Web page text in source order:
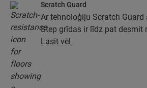
Scratch Guard
Ar tehnoloģiju Scratch
Step grīdas ir līdz pat desmit
pret skrāpējumiem nekā
Lasīt vēl